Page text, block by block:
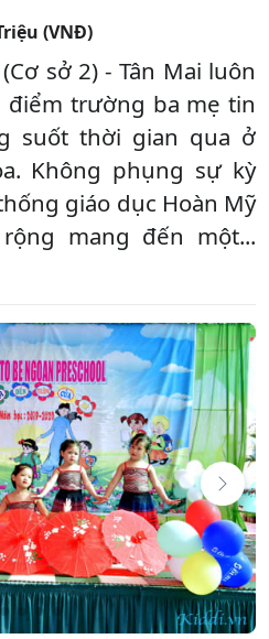
(VNĐ)
sở 2) - Tân Mai luôn
trường ba mẹ tin
suốt thời gian qua ở
Không phụng sự kỳ
giáo dục Hoàn Mỹ
mang đến một...